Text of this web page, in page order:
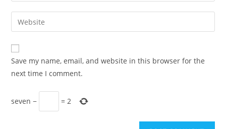
comment
email
address
comment
Enter
your
website
URL
(optional)
Save my name, email, and website in this browser for the
next time I comment.
seven − =2